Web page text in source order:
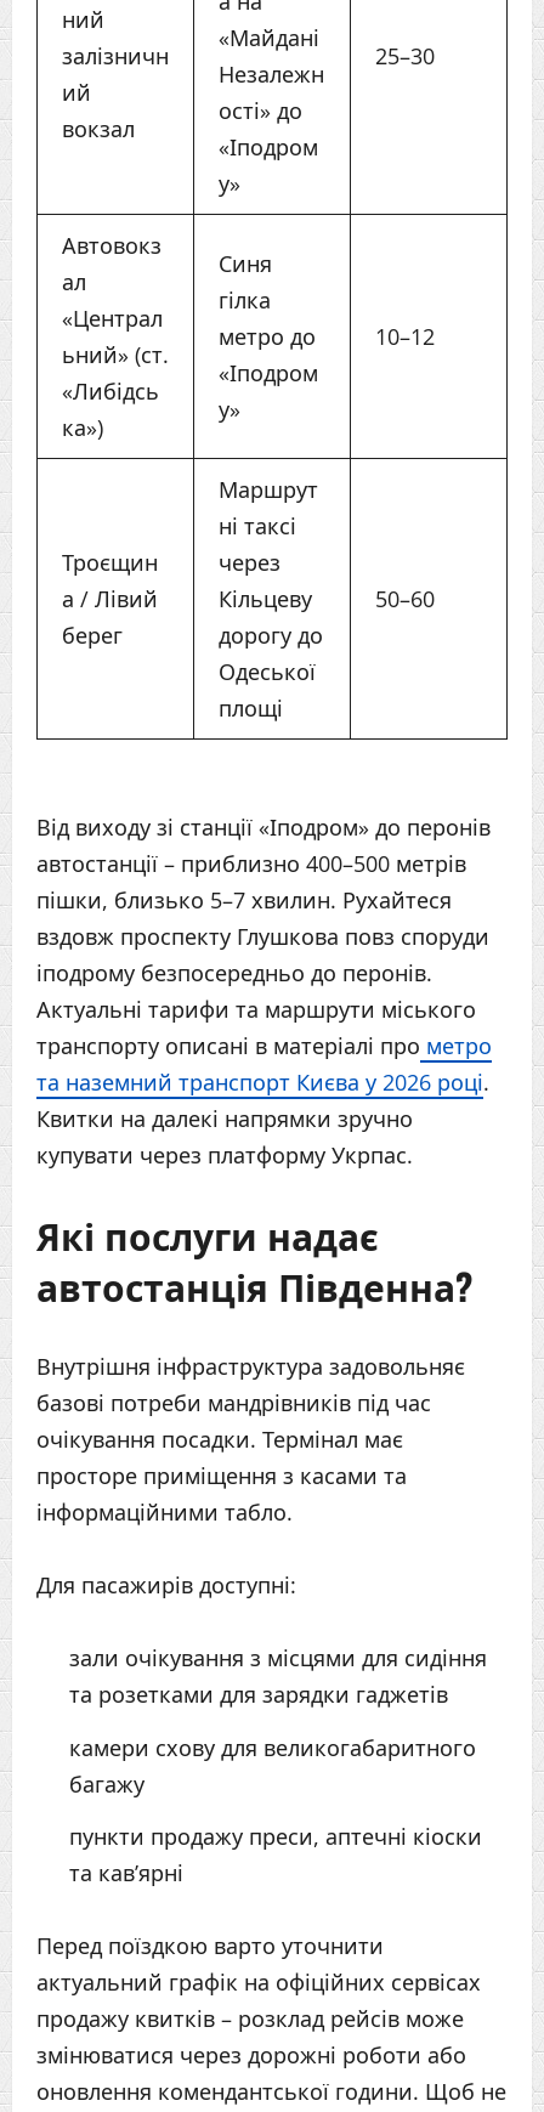
ний
залізничн
ий
вокзал
«Майдані
Незалежн
ості» до
«Іподром
у»
25–30
Автовокз
ал
«Централ
ьний» (ст.
«Либідсь
ка»)
Синя
гілка
метро до
«Іподром
у»
10–12
Троєщин
а / Лівий
берег
Маршрут
ні таксі
через
Кільцеву
дорогу до
Одеської
площі
50–60
Від виходу зі станції «Іподром» до перонів
автостанції – приблизно 400–500 метрів
пішки, близько 5–7 хвилин. Рухайтеся
вздовж проспекту Глушкова повз споруди
іподрому безпосередньо до перонів.
Актуальні тарифи та маршрути міського
транспорту описані в матеріалі про метро
та наземний транспорт Києва у 2026 році.
Квитки на далекі напрямки зручно
купувати через платформу Укрпас.
Які послуги надає
автостанція Південна?
Внутрішня інфраструктура задовольняє
базові потреби мандрівників під час
очікування посадки. Термінал має
просторе приміщення з касами та
інформаційними табло.
Для пасажирів доступні:
зали очікування з місцями для сидіння
та розетками для зарядки гаджетів
камери схову для великогабаритного
багажу
пункти продажу преси, аптечні кіоски
та кав’ярні
Перед поїздкою варто уточнити
актуальний графік на офіційних сервісах
продажу квитків – розклад рейсів може
змінюватися через дорожні роботи або
оновлення комендантської години. Щоб не